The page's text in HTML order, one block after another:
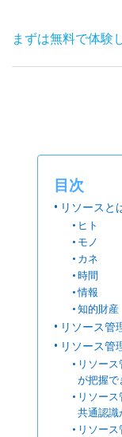
まずは無料で体験
目次
リソースと
ヒト
モノ
カネ
時間
情報
知的財産
リソース管
リソース管
リソー
が把握で
リソー
共通認識
リソー